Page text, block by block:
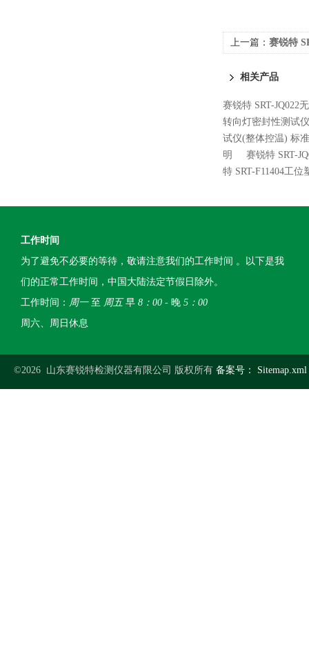
上一篇： 赛锐特
相关产品
赛锐特 SRT-JQ022
转向灯密封性测试
试仪(整体控温) 标准
明
赛锐特 SRT-
特 SRT-F11404工
工作时间
为了避免不必要的等待，敬请注意我们的工作时间 。以下是我
们的正常工作时间，中国大陆法定节假日除外。
工作时间： 周一至 周五早 8：00 - 晚 5：00
周六、周日休息
©2026 山东赛锐特检测仪器有限公司 版权所有 备案号： Sitemap.xml